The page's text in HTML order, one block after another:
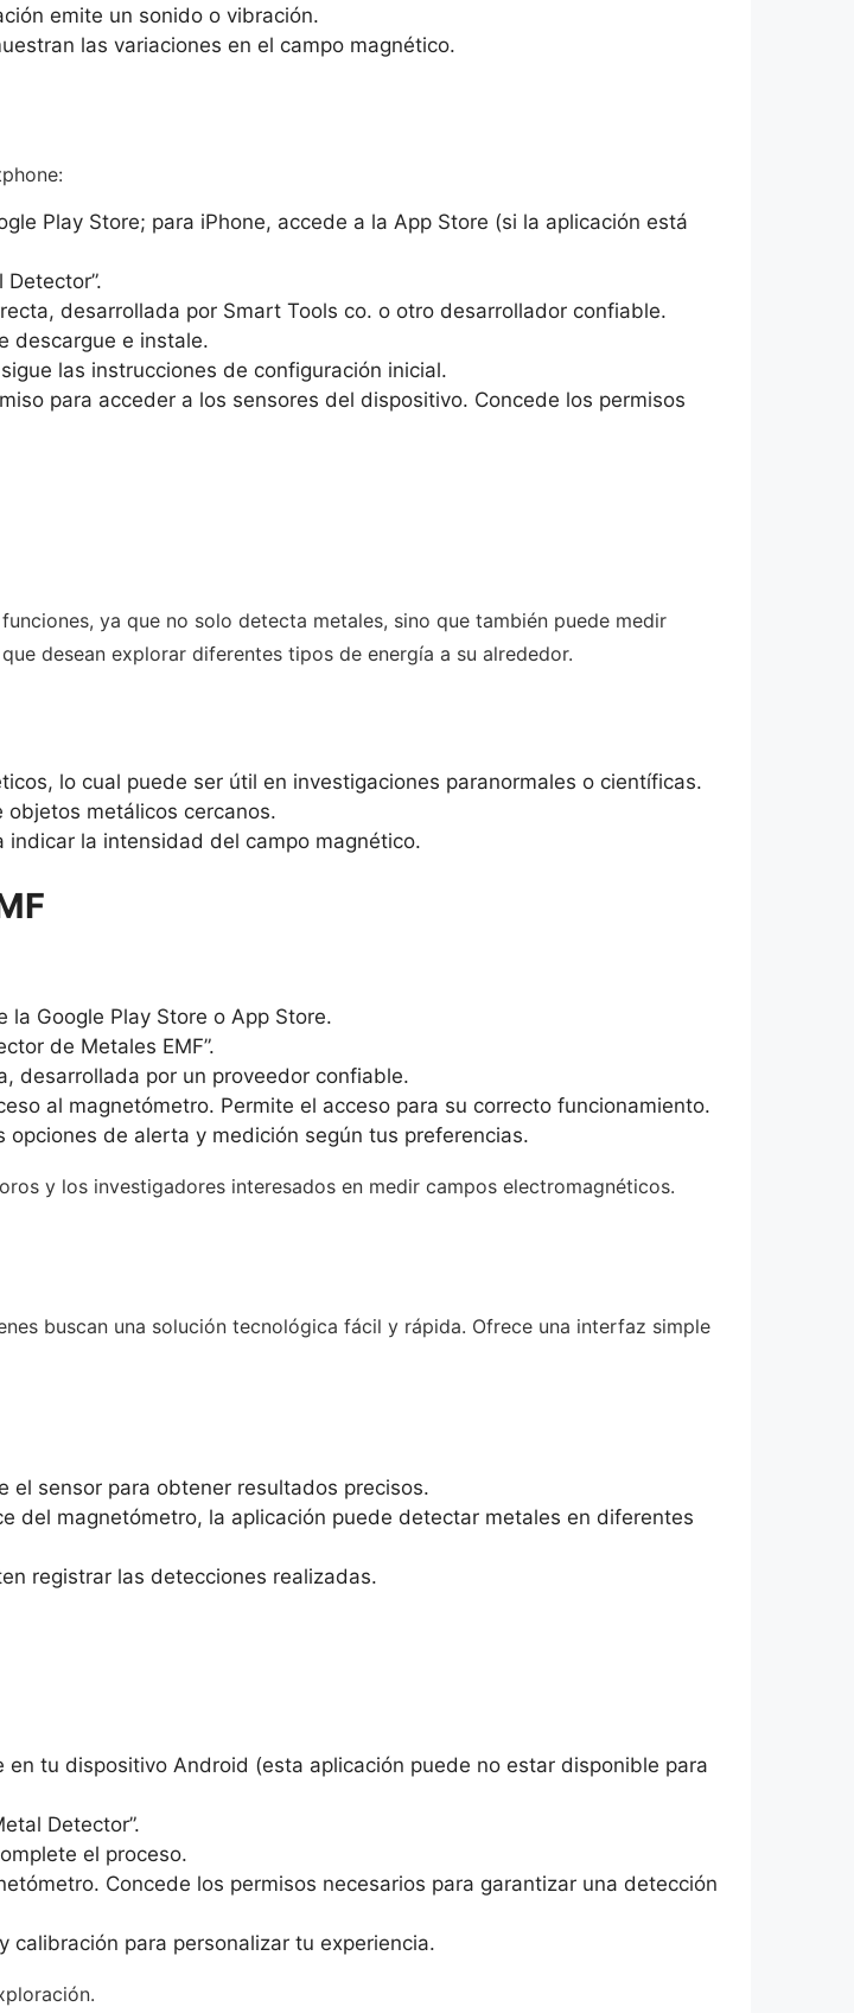
emite un sonido o vibración.
las variaciones en el campo magnético.
Play Store; para iPhone, accede a la App Store (si la aplicación está
desarrollada por Smart Tools co. o otro desarrollador confiable.
descargue e instale.
las instrucciones de configuración inicial.
para acceder a los sensores del dispositivo. Concede los permisos
ya que no solo detecta metales, sino que también puede medir
desean explorar diferentes tipos de energía a su alrededor.
lo cual puede ser útil en investigaciones paranormales o científicas.
objetos metálicos cercanos.
la intensidad del campo magnético.
la Google Play Store o App Store.
de Metales EMF”.
desarrollada por un proveedor confiable.
al magnetómetro. Permite el acceso para su correcto funcionamiento.
opciones de alerta y medición según tus preferencias.
y los investigadores interesados en medir campos electromagnéticos.
buscan una solución tecnológica fácil y rápida. Ofrece una interfaz simple
el sensor para obtener resultados precisos.
del magnetómetro, la aplicación puede detectar metales en diferentes
registrar las detecciones realizadas.
en tu dispositivo Android (esta aplicación puede no estar disponible para
Detector”.
el proceso.
Concede los permisos necesarios para garantizar una detección
calibración para personalizar tu experiencia.